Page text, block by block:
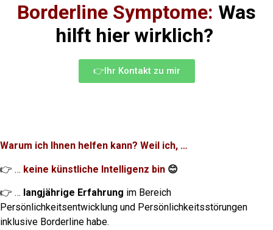
Borderline Symptome: Was
hilft hier wirklich?
👉Ihr Kontakt zu mir
Warum ich Ihnen helfen kann? Weil ich, …
👉 … keine künstliche Intelligenz bin 😊
👉 … langjährige Erfahrung im Bereich
Persönlichkeitsentwicklung und Persönlichkeitsstörungen
inklusive Borderline habe.